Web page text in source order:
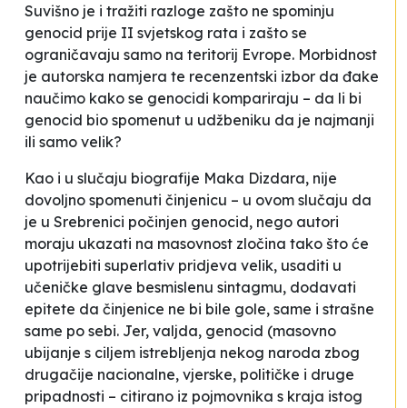
Suvišno je i tražiti razloge zašto ne spominju
genocid prije II svjetskog rata i zašto se
ograničavaju samo na teritorij Evrope. Morbidnost
je autorska namjera te recenzentski izbor da đake
naučimo kako se genocidi kompariraju – da li bi
genocid bio spomenut u udžbeniku da je najmanji
ili samo velik?
Kao i u slučaju biografije Maka Dizdara, nije
dovoljno spomenuti činjenicu – u ovom slučaju da
je u Srebrenici počinjen genocid, nego autori
moraju ukazati na masovnost zločina tako što će
upotrijebiti superlativ pridjeva velik, usaditi u
učeničke glave besmislenu sintagmu, dodavati
epitete da činjenice ne bi bile gole, same i strašne
same po sebi. Jer, valjda, genocid (masovno
ubijanje s ciljem istrebljenja nekog naroda zbog
drugačije nacionalne, vjerske, političke i druge
pripadnosti – citirano iz pojmovnika s kraja istog